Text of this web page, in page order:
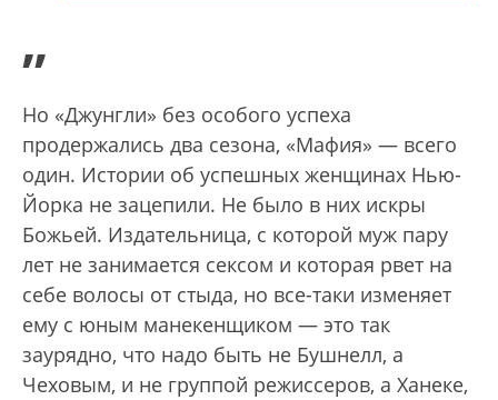
”
Но «Джунгли» без особого успеха
продержались два сезона, «Мафия» — всего
один. Истории об успешных женщинах Нью-
Йорка не зацепили. Не было в них искры
Божьей. Издательница, с которой муж пару
лет не занимается сексом и которая рвет на
себе волосы от стыда, но все-таки изменяет
ему с юным манекенщиком — это так
заурядно, что надо быть не Бушнелл, а
Чеховым, и не группой режиссеров, а Ханеке,